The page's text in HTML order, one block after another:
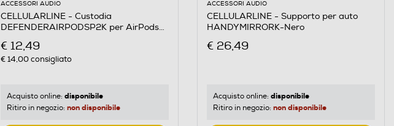
ACCESSORI AUDIO
CELLULARLINE - Custodia
DEFENDERAIRPODSP2K per AirPods
€ 12,49
€ 14,00consigliato
Acquisto online: disponibile
Ritiro in negozio: non disponibile
ACCESSORI AUDIO
CELLULARLINE - Supporto per auto
HANDYMIRRORK-Nero
€ 26,49
Acquisto online: disponibile
Ritiro in negozio: non disponibile